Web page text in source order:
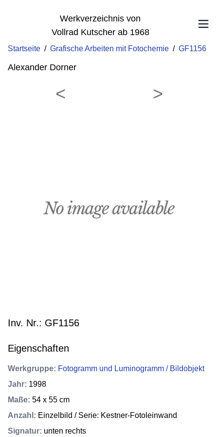
Werkverzeichnis von
Vollrad Kutscher ab 1968
Startseite / Grafische Arbeiten mit Fotochemie / GF1156
Alexander Dorner
Inv. Nr.: GF1156
Eigenschaften
Werkgruppe: Fotogramm und Luminogramm / Bildobjekt
Jahr: 1998
Maße: 54 x 55 cm
Anzahl : Einzelbild / Serie: Kestner-Fotoleinwand
Signatur: unten rechts
< >